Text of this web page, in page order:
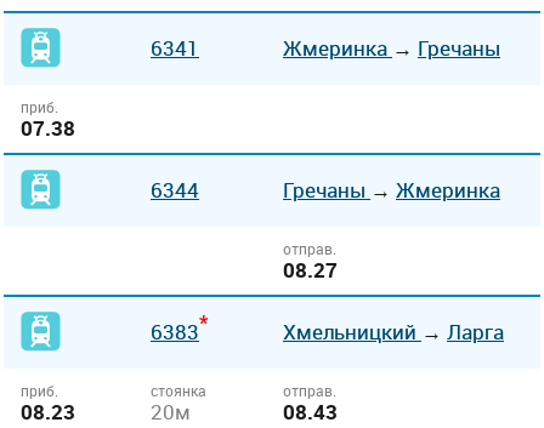
6341 Жмеринка → Гречаны
приб.
07.38
6344 Гречаны → Жмеринка
отправ.
08.27
6383* Хмельницкий → Ларга
приб.
08.23
стоянка
20м
отправ.
08.43